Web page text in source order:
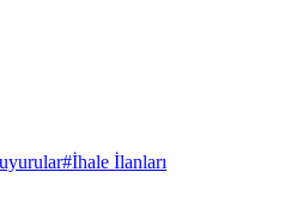
#İhale İlanları